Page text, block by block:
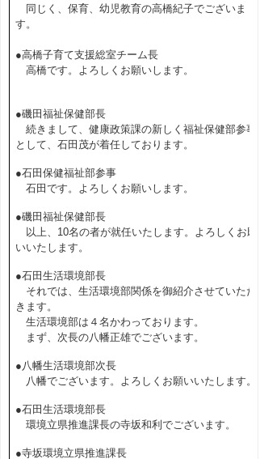
同じく、保育、幼児教育の高橋紀子でございま
す。
●高橋子育て支援総室チーム長
高橋です。よろしくお願いします。
●磯田福祉保健部長
続きまして、健康政策課の新しく福祉保健部参事
として、石田茂が着任しております。
●石田保健福祉部参事
石田です。よろしくお願いします。
●磯田福祉保健部長
以上、10名の者が就任いたします。よろしくお願
いいたします。
●石田生活環境部長
それでは、生活環境部関係を御紹介させていただ
きます。
生活環境部は４名かわっております。
まず、次長の八幡正雄でございます。
●八幡生活環境部次長
八幡でございます。よろしくお願いいたします。
●石田生活環境部長
環境立県推進課長の寺坂和利でございます。
●寺坂環境立県推進課長